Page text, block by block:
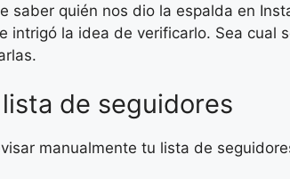
quién nos dio la espalda en
la idea de verificarlo. Sea cual
de seguidores
manualmente tu lista de